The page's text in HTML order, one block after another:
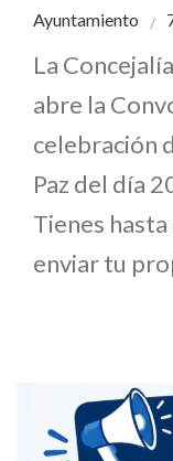
Ayuntamiento
La
abre la
celebración
Paz del día
Tienes
enviar tu